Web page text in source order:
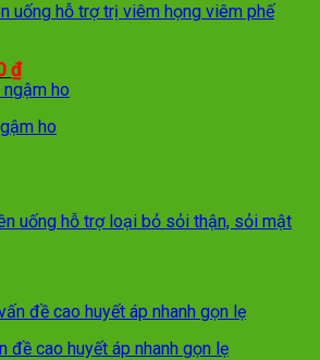
uống hỗ trợ trị viêm họng viêm phế
₫.
₫Giá
hiện
là:ho
uống hỗ trợ loại bỏ sỏi thận, sỏi mật
đề cao huyết áp nhanh gọn lẹ